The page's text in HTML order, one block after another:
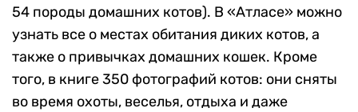
54 породы домашних котов). В «Атласе» можно
узнать все о местах обитания диких котов, а
также о привычках домашних кошек. Кроме
того, в книге 350 фотографий котов: они сняты
во время охоты, веселья, отдыха и даже